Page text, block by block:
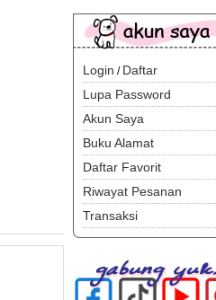
Login / Daftar
Lupa Password
Akun Saya
Buku Alamat
Daftar Favorit
Riwayat Pesanan
Transaksi